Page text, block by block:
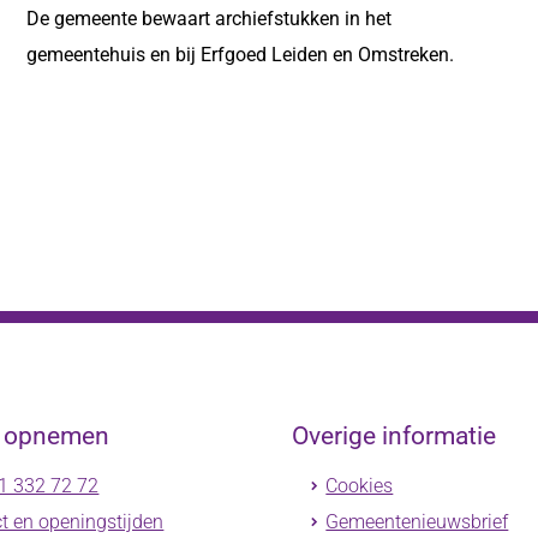
De gemeente bewaart archiefstukken in het
gemeentehuis en bij Erfgoed Leiden en Omstreken.
332 72 72
en openingstijden
Overige informatie
Cookies
Gemeentenieuwsbrief